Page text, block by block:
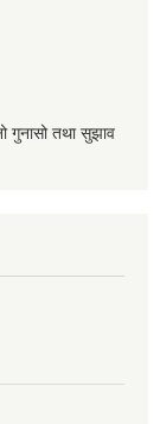
गुनासो तथा सुझाव